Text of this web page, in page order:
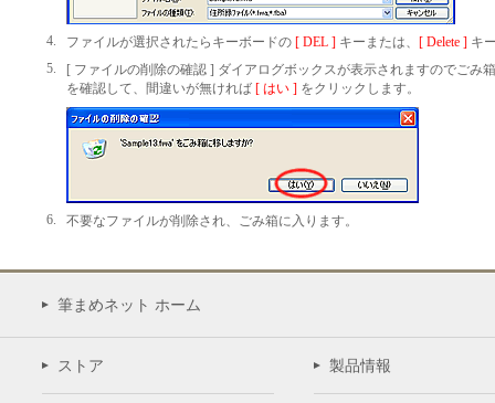
4. ファイルが選択されたらキーボードの [ DEL ] キーまたは、 [ Delete ] キ
5.
[ ファイルの削除の確認 ] ダイアログボックスが表示されますのでごみ
を確認して、間違いが無ければ [ はい ] をクリックします。
6. 不要なファイルが削除され、ごみ箱に入ります。
筆まめネット ホーム
ストア 製品情報